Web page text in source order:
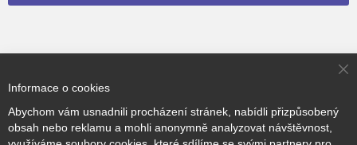
Informace o cookies
Abychom vám usnadnili procházení stránek, nabídli přizpůsobený
obsah nebo reklamu a mohli anonymně analyzovat návštěvnost,